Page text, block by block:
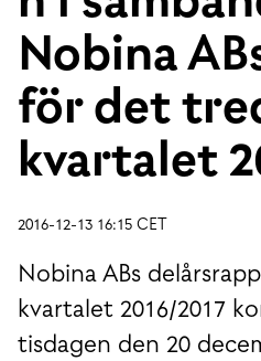
Nobina
för det
kvartalet
2016-12-13 16:15 CET
Nobina ABs
kvartalet 2016/2017
tisdagen den 20